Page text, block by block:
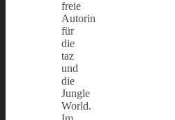
freie
Autorin
für
die
taz
und
die
Jungle
World.